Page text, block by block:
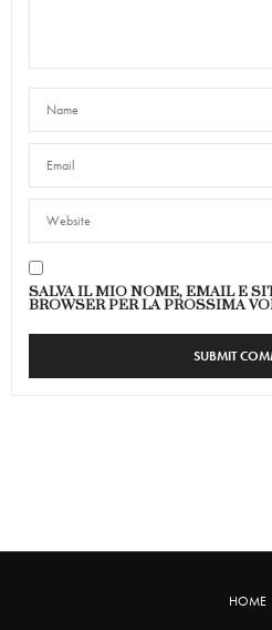
SALVA IL MIO NOME, EMAIL E
BROWSER PER LA PROSSIMA
HOME